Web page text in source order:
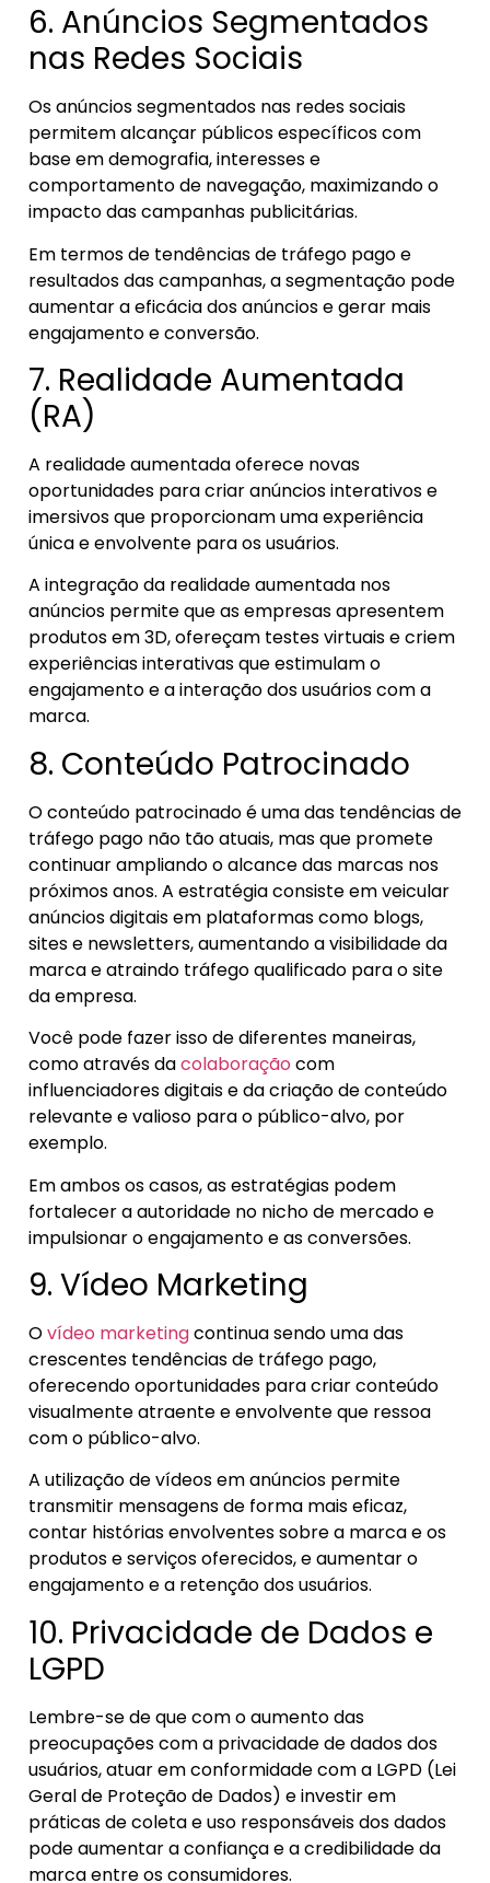
6. Anúncios Segmentados
nas Redes Sociais
Os anúncios segmentados nas redes sociais
permitem alcançar públicos específicos com
base em demografia, interesses e
comportamento de navegação, maximizando o
impacto das campanhas publicitárias.
Em termos de tendências de tráfego pago e
resultados das campanhas, a segmentação pode
aumentar a eficácia dos anúncios e gerar mais
engajamento e conversão.
7. Realidade Aumentada
(RA)
A realidade aumentada oferece novas
oportunidades para criar anúncios interativos e
imersivos que proporcionam uma experiência
única e envolvente para os usuários.
A integração da realidade aumentada nos
anúncios permite que as empresas apresentem
produtos em 3D, ofereçam testes virtuais e criem
experiências interativas que estimulam o
engajamento e a interação dos usuários com a
marca.
8. Conteúdo Patrocinado
O conteúdo patrocinado é uma das tendências de
tráfego pago não tão atuais, mas que promete
continuar ampliando o alcance das marcas nos
próximos anos. A estratégia consiste em veicular
anúncios digitais em plataformas como blogs,
sites e newsletters, aumentando a visibilidade da
marca e atraindo tráfego qualificado para o site
da empresa.
Você pode fazer isso de diferentes maneiras,
como através dacolaboração com
influenciadores digitais e da criação de conteúdo
relevante e valioso para o público-alvo, por
exemplo.
Em ambos os casos, as estratégias podem
fortalecer a autoridade no nicho de mercado e
impulsionar o engajamento e as conversões.
9. Vídeo Marketing
Ovídeo marketingcontinua sendo uma das
crescentes tendências de tráfego pago,
oferecendo oportunidades para criar conteúdo
visualmente atraente e envolvente que ressoa
com o público-alvo.
A utilização de vídeos em anúncios permite
transmitir mensagens de forma mais eficaz,
contar histórias envolventes sobre a marca e os
produtos e serviços oferecidos, e aumentar o
engajamento e a retenção dos usuários.
10. Privacidade de Dados e
LGPD
Lembre-se de que com o aumento das
preocupações com a privacidade de dados dos
usuários, atuar em conformidade com a LGPD (Lei
Geral de Proteção de Dados) e investir em
práticas de coleta e uso responsáveis dos dados
pode aumentar a confiança e a credibilidade da
marca entre os consumidores.